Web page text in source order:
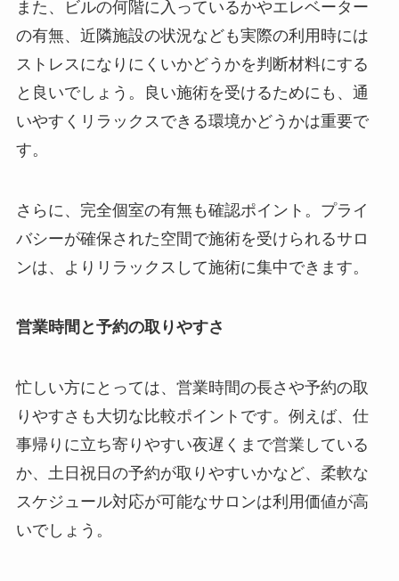
また、ビルの何階に入っているかやエレベーター
の有無、近隣施設の状況なども実際の利用時には
ストレスになりにくいかどうかを判断材料にする
と良いでしょう。良い施術を受けるためにも、通
いやすくリラックスできる環境かどうかは重要で
す。
さらに、完全個室の有無も確認ポイント。プライ
バシーが確保された空間で施術を受けられるサロ
ンは、よりリラックスして施術に集中できます。
営業時間と予約の取りやすさ
忙しい方にとっては、営業時間の長さや予約の取
りやすさも大切な比較ポイントです。例えば、仕
事帰りに立ち寄りやすい夜遅くまで営業している
か、土日祝日の予約が取りやすいかなど、柔軟な
スケジュール対応が可能なサロンは利用価値が高
いでしょう。